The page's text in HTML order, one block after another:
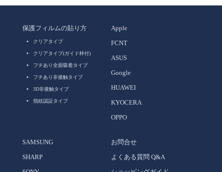
保護フィルムの貼り方
クリアタイプ
クリアタイプ(ガイド枠付)
フチあり全面吸着タイプ
フチあり非接触タイプ
3D非接触タイプ
指紋認証タイプ
Apple
FCNT
ASUS
Google
HUAWEI
KYOCERA
OPPO
SAMSUNG
SHARP
お問合せ
よくある質問 Q&A